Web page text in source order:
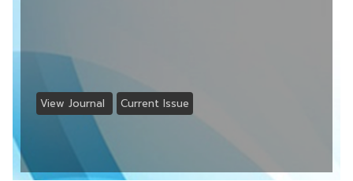
View Journal Current Issue